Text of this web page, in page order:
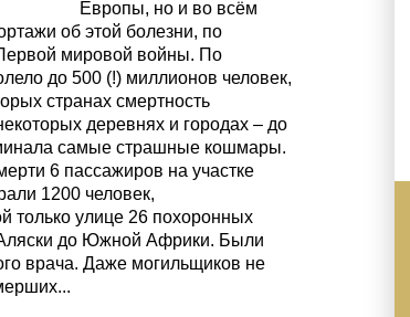
Европы, но и во всём
об этой болезни, по
мировой войны. По
до 500 (!) миллионов человек,
странах смертность
деревнях и городах – до
самые страшные кошмары.
6 пассажиров на участке
1200 человек,
только улице 26 похоронных
до Южной Африки. Были
врача. Даже могильщиков не